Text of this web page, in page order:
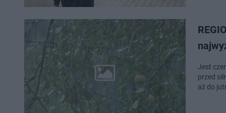
Jest
przed
aż do